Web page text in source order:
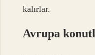
kalırlar.
Avrupa